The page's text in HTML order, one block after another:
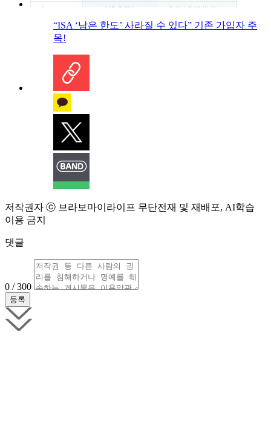
“ISA ‘남은 한도’ 사라질 수 있다” 기존 가입자 주
목!
저작권자 ⓒ 브라보마이라이프 무단전재 및 재배포, AI학습
이용 금지
댓글
0 / 300